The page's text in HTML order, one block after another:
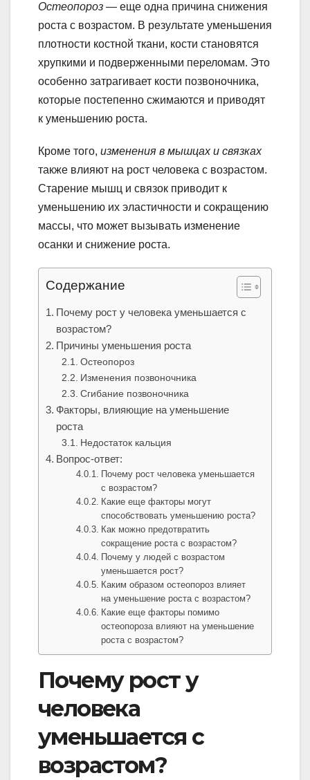
Остеопороз — еще одна причина снижения
роста с возрастом. В результате уменьшения
плотности костной ткани, кости становятся
хрупкими и подверженными переломам. Это
особенно затрагивает кости позвоночника,
которые постепенно сжимаются и приводят
к уменьшению роста.
Кроме того, изменения в мышцах и связках
также влияют на рост человека с возрастом.
Старение мышц и связок приводит к
уменьшению их эластичности и сокращению
массы, что может вызывать изменение
осанки и снижение роста.
Содержание
Почему рост у человека уменьшается с
возрастом?
Причины уменьшения роста
Остеопороз
Изменения позвоночника
Сгибание позвоночника
Факторы, влияющие на уменьшение
роста
Недостаток кальция
Вопрос-ответ:
Почему рост человека уменьшается
с возрастом?
Какие еще факторы могут
способствовать уменьшению роста?
Как можно предотвратить
сокращение роста с возрастом?
Почему у людей с возрастом
уменьшается рост?
Каким образом остеопороз влияет
на уменьшение роста с возрастом?
Какие еще факторы помимо
остеопороза влияют на уменьшение
роста с возрастом?
Почему рост у
человека
уменьшается с
возрастом?